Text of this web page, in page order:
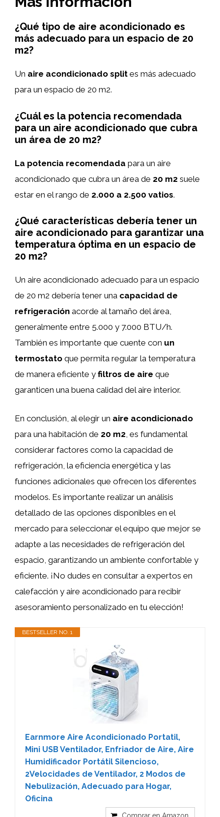
¿Qué tipo de aire acondicionado es
más adecuado para un espacio de 20
m2?
Un aire acondicionado split es más adecuado
para un espacio de 20 m2.
¿Cuál es la potencia recomendada
para un aire acondicionado que cubra
un área de 20 m2?
La potencia recomendada para un aire
acondicionado que cubra un área de 20 m2 suele
estar en el rango de 2.000 a 2.500 vatios.
¿Qué características debería tener un
aire acondicionado para garantizar una
temperatura óptima en un espacio de
20 m2?
Un aire acondicionado adecuado para un espacio
de 20 m2 debería tener una capacidad de
refrigeración acorde al tamaño del área,
generalmente entre 5.000 y 7.000 BTU/h.
También es importante que cuente con un
termostato que permita regular la temperatura
de manera eficiente y filtros de aire que
garanticen una buena calidad del aire interior.
En conclusión, al elegir un aire acondicionado
para una habitación de 20 m2 , es fundamental
considerar factores como la capacidad de
refrigeración, la eficiencia energética y las
funciones adicionales que ofrecen los diferentes
modelos. Es importante realizar un análisis
detallado de las opciones disponibles en el
mercado para seleccionar el equipo que mejor se
adapte a las necesidades de refrigeración del
espacio, garantizando un ambiente confortable y
eficiente. ¡No dudes en consultar a expertos en
calefacción y aire acondicionado para recibir
asesoramiento personalizado en tu elección!
BESTSELLER NO. 1
Earnmore Aire Acondicionado Portatil,
Mini USB Ventilador, Enfriador de Aire, Aire
Humidificador Portátil Silencioso,
2Velocidades de Ventilador, 2 Modos de
Nebulización, Adecuado para Hogar,
Oficina